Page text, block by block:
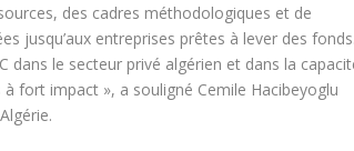
des cadres méthodologiques et de
jusqu’aux entreprises prêtes à lever des
dans le secteur privé algérien et dans la
fort impact », a souligné Cemile Hacibeyoglu